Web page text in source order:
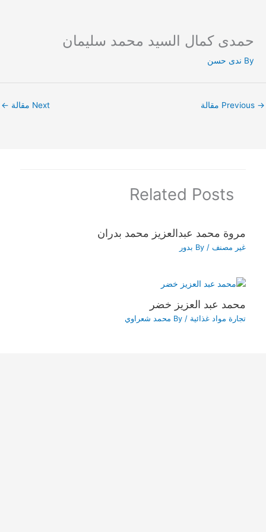
Skip
content
حمدى كمال السيد محمد سليمان
By ندى حسن
→ Next مقالة ←
Related Posts
مروة محمد عبدالعزيز محمد بدران
غير مصنف / By بدور
محمد عبد العزيز خضر
تجارة مواد غذائية / By محمد شعراوي